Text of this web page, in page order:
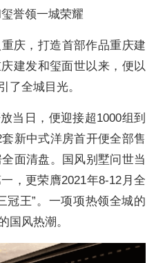
誉领一城荣耀
庆，打造首部作品重庆建
建发和玺面世以来，便以
了全城目光。
当日，便迎接超1000组到
新中式洋房首开便全部售
面清盘。国风别墅问世当
，更荣膺2021年8-12月全
冠王”。一项项热领全城的
国风热潮。